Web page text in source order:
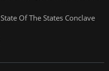
State Of The States Conclave